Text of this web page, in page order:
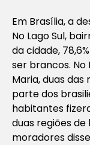
Em Brasília, a
No Lago Sul,
da cidade,
ser brancos. No
Maria, duas
parte dos
habitantes
duas regiões de
moradores